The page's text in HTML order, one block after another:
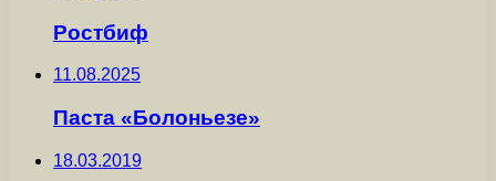
Ростбиф
11.08.2025
Паста «Болоньезе»
18.03.2019